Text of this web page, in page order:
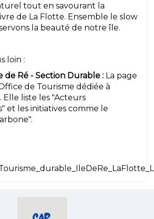
tout en savourant la
de La Flotte. Ensemble le slow
la beauté de notre île.
loin :
de Ré - Section Durable : La page
de Tourisme dédiée à
Elle liste les "Acteurs
et les initiatives comme le